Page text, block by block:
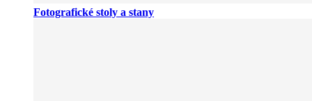
Fotografické stoly a stany